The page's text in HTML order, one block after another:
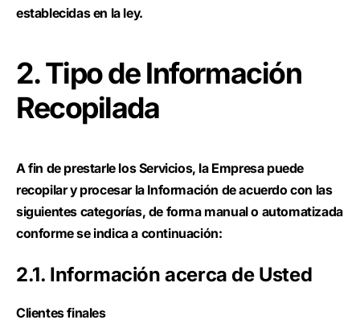
establecidas en la ley.
2. Tipo de Información
Recopilada
A fin de prestarle los Servicios, la Empresa puede
recopilar y procesar la Información de acuerdo con las
siguientes categorías, de forma manual o automatizada
conforme se indica a continuación:
2.1. Información acerca de Usted
Clientes finales